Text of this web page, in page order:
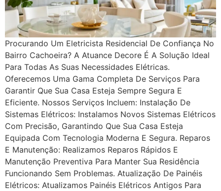
Procurando Um Eletricista Residencial De Confiança No
Bairro Cachoeira? A Atuance Decore É A Solução Ideal
Para Todas As Suas Necessidades Elétricas.
Oferecemos Uma Gama Completa De Serviços Para
Garantir Que Sua Casa Esteja Sempre Segura E
Eficiente. Nossos Serviços Incluem: Instalação De
Sistemas Elétricos: Instalamos Novos Sistemas Elétricos
Com Precisão, Garantindo Que Sua Casa Esteja
Equipada Com Tecnologia Moderna E Segura. Reparos
E Manutenção: Realizamos Reparos Rápidos E
Manutenção Preventiva Para Manter Sua Residência
Funcionando Sem Problemas. Atualização De Painéis
Elétricos: Atualizamos Painéis Elétricos Antigos Para